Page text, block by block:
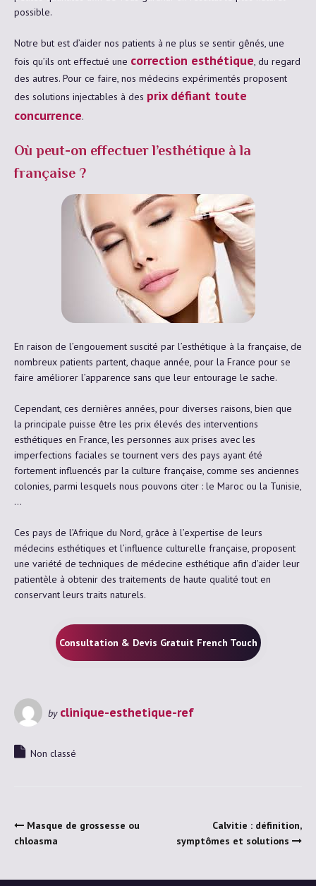
possible.
Notre but est d’aider nos patients à ne plus se sentir gênés, une
fois qu’ils ont effectué une correction esthétique, du regard
des autres. Pour ce faire, nos médecins expérimentés proposent
des solutions injectables à des prix défiant toute
concurrence.
Où peut-on effectuer l’esthétique à la
française ?
En raison de l’engouement suscité par l’esthétique à la française, de
nombreux patients partent, chaque année, pour la France pour se
faire améliorer l’apparence sans que leur entourage le sache.
Cependant, ces dernières années, pour diverses raisons, bien que
la principale puisse être les prix élevés des interventions
esthétiques en France, les personnes aux prises avec les
imperfections faciales se tournent vers des pays ayant été
fortement influencés par la culture française, comme ses anciennes
colonies, parmi lesquels nous pouvons citer : le Maroc ou la Tunisie,
…
Ces pays de l’Afrique du Nord, grâce à l’expertise de leurs
médecins esthétiques et l’influence culturelle française, proposent
une variété de techniques de médecine esthétique afin d’aider leur
patientèle à obtenir des traitements de haute qualité tout en
conservant leurs traits naturels.
Consultation & Devis Gratuit French Touch
by clinique-esthetique-ref
Non classé
Masque de grossesse ou
chloasma
Calvitie : définition,
symptômes et solutions